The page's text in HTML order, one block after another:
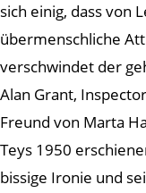
sich einig, dass von
übermenschliche
verschwindet der
Alan Grant,
Freund von Marta
Teys 1950
bissige Ironie und